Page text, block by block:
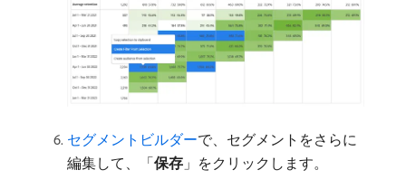
セグメントビルダーで、セグメントをさらに
編集して、「保存 」をクリックします。